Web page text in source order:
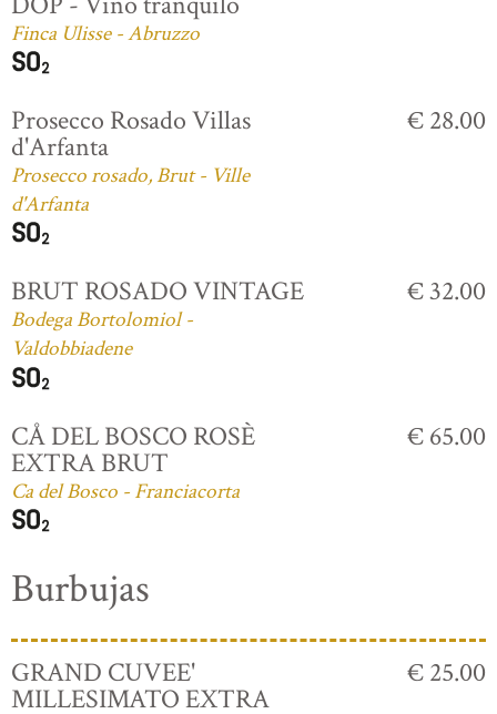
Finca Ulisse - Abruzzo
Prosecco Rosado Villas
d'Arfanta
Prosecco rosado, Brut - Ville
d'Arfanta
€ 28.00
BRUT ROSADO VINTAGE
Bodega Bortolomiol -
Valdobbiadene
€ 32.00
CÅ DEL BOSCO ROSÈ
EXTRA BRUT
Ca del Bosco - Franciacorta
€ 65.00
Burbujas
GRAND CUVEE'
MILLESIMATO EXTRA
€ 25.00